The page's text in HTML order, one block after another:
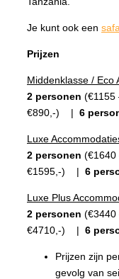
Je kunt ook een
Prijzen
Middenklasse / Eco
2 personen
€890,-) | 6
Luxe
2 personen
€1595,-) | 6
Luxe Plus
2 personen
€4710,-) | 6
Prijzen zijn
gevolg van